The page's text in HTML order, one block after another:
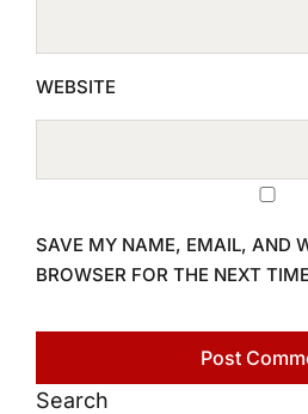
WEBSITE
SAVE MY NAME, EMAIL, AND
BROWSER FOR THE NEXT
Search